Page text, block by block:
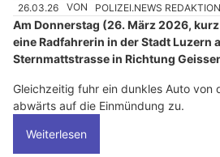
26.03.26 VON POLIZEI.NEWS REDAKTION
Am Donnerstag (26. März 2026,
eine Radfahrerin in der Stadt Luzern
Sternmattstrasse in Richtung
Gleichzeitig fuhr ein dunkles Auto von
abwärts auf die Einmündung zu.
Weiterlesen